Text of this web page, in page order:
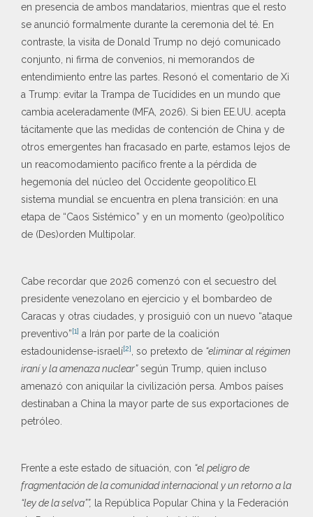
en presencia de ambos mandatarios, mientras que el resto
se anunció formalmente durante la ceremonia del té. En
contraste, la visita de Donald Trump no dejó comunicado
conjunto, ni firma de convenios, ni memorandos de
entendimiento entre las partes. Resonó el comentario de Xi
a Trump: evitar la Trampa de Tucídides en un mundo que
cambia aceleradamente (MFA, 2026). Si bien EE.UU. acepta
tácitamente que las medidas de contención de China y de
otros emergentes han fracasado en parte, estamos lejos de
un reacomodamiento pacífico frente a la pérdida de
hegemonía del núcleo del Occidente geopolítico.El
sistema mundial se encuentra en plena transición: en una
etapa de “Caos Sistémico” y en un momento (geo)político
de (Des)orden Multipolar.
Cabe recordar que 2026 comenzó con el secuestro del
presidente venezolano en ejercicio y el bombardeo de
Caracas y otras ciudades, y prosiguió con un nuevo “ataque
preventivo”[1] a Irán por parte de la coalición
estadounidense-israelí[2] , so pretexto de “eliminar al régimen
iraní y la amenaza nuclear”según Trump, quien incluso
amenazó con aniquilar la civilización persa. Ambos países
destinaban a China la mayor parte de sus exportaciones de
petróleo.
Frente a este estado de situación, con “el peligro de
fragmentación de la comunidad internacional y un retorno a la
“ley de la selva””, la República Popular China y la Federación